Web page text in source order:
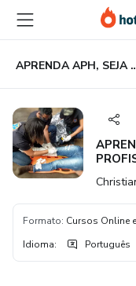
para
conteúdo
principal
para
pagamento
para
rodapé
APRENDA APH, SEJA
Formato: Cursos Online
Idioma: Português